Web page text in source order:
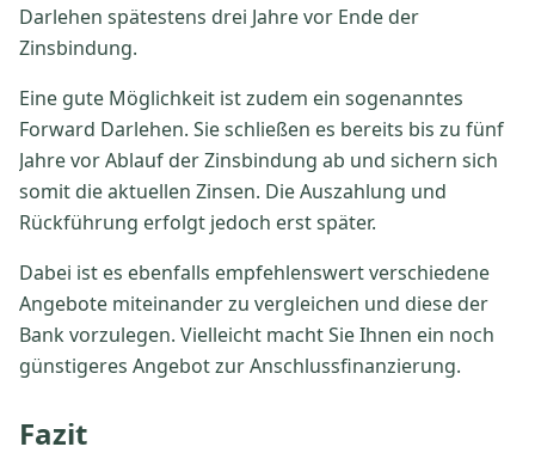
Darlehen spätestens drei Jahre vor Ende der
Zinsbindung.
Eine gute Möglichkeit ist zudem ein sogenanntes
Forward Darlehen. Sie schließen es bereits bis zu fünf
Jahre vor Ablauf der Zinsbindung ab und sichern sich
somit die aktuellen Zinsen. Die Auszahlung und
Rückführung erfolgt jedoch erst später.
Dabei ist es ebenfalls empfehlenswert verschiedene
Angebote miteinander zu vergleichen und diese der
Bank vorzulegen. Vielleicht macht Sie Ihnen ein noch
günstigeres Angebot zur Anschlussfinanzierung.
Fazit